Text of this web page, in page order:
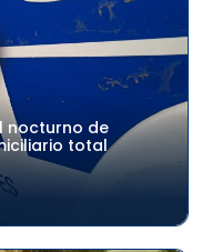
nocturno de
total